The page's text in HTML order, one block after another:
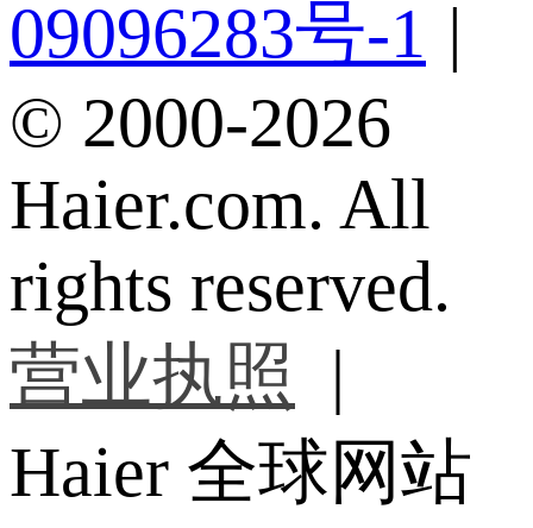
09096283号-1 |
© 2000-2026
Haier.com. All
rights reserved.
营业执照
|
Haier 全球网站